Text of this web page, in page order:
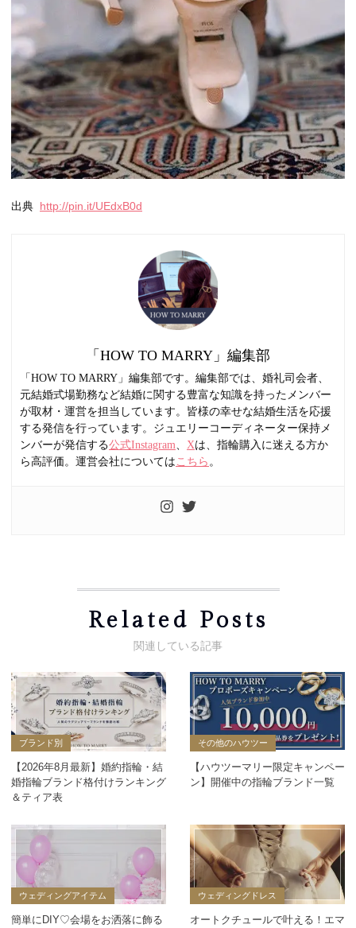
出典 http://pin.it/UEdxB0d
「HOW TO MARRY」編集部
「HOW TO MARRY」編集部です。編集部では、婚礼司会者、
元結婚式場勤務など結婚に関する豊富な知識を持ったメンバー
が取材・運営を担当しています。皆様の幸せな結婚生活を応援
する発信を行っています。ジュエリーコーディネーター保持メ
ンバーが発信する公式Instagram、 Xは、指輪購入に迷える方か
ら高評価。運営会社については こちら 。
Related Posts
ブランド別
【2026年8月最新】婚約指輪・結
婚指輪ブランド格付けランキング
＆ティア表
その他のハウツー
【ハウツーマリー限定キャンペー
ン】開催中の指輪ブランド一覧
ウェディングアイテム
簡単にDIY♡会場をお洒落に飾る
ウェディングドレス
オートクチュールで叶える！エマ